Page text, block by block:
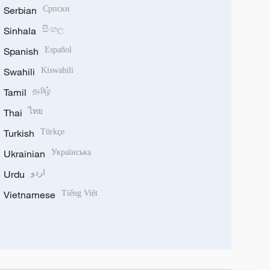
Serbian Српски
Sinhala සිංහල
Spanish Español
Swahili Kiswahili
Tamil தமிழ்
Thai ไทย
Turkish Türkçe
Ukrainian Українська
Urdu اردو
Vietnamese Tiếng Việt